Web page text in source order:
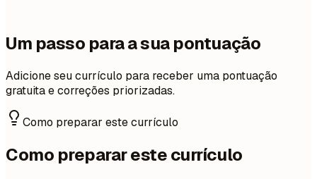
Um passo para a sua pontuação
Adicione seu currículo para receber uma pontuação
gratuita e correções priorizadas.
Como preparar este currículo
Como preparar este currículo